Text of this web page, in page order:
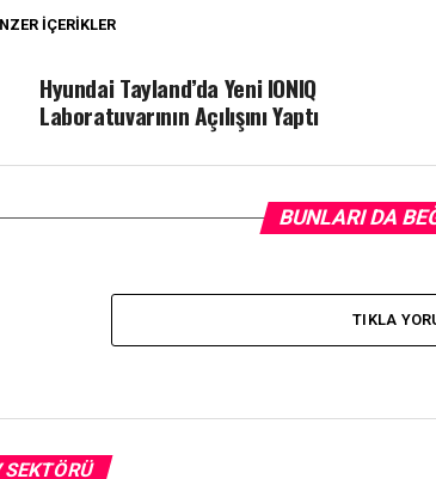
İÇERIKLER
Hyundai Tayland’da Yeni IONIQ
Laboratuvarının Açılışını Yaptı
BUNLARI DA
TIKLA